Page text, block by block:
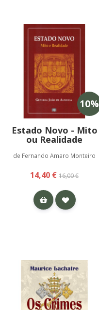
10%
Estado Novo - Mito
ou Realidade
de Fernando Amaro Monteiro
14,40 € 16,00 €